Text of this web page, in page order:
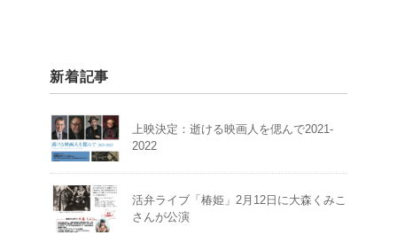
新着記事
上映決定：逝ける映画人を偲んで2021-
2022
活弁ライブ「椿姫」2月12日に大森くみこ
さんが公演